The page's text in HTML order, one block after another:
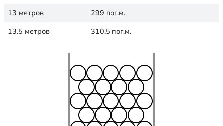
13 метров 299 пог.м.
13.5 метров 310.5 пог.м.